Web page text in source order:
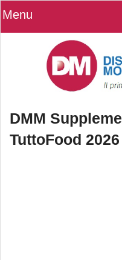
Menu
DMM
TuttoFood 2026